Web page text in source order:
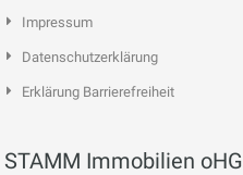
Impressum
Datenschutzerklärung
Erklärung Barrierefreiheit
STAMM Immobilien oHG